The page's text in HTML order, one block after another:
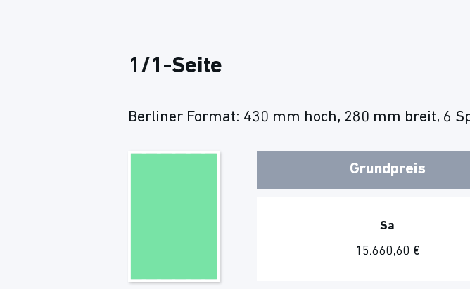
1/1-Seite
Berliner Format: 430 mm hoch, 280 mm breit, 6
Grundpreis
Sa
15.660,60 €